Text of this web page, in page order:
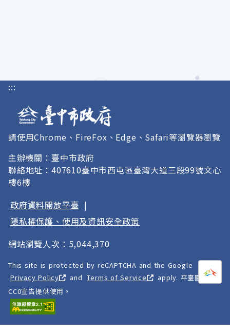
打開
:::
請使用Chrome、FireFox、Edge、Safari等瀏覽器瀏覽
主辦機關：臺中市政府
聯絡地址：407610臺中市西屯區臺灣大道三段99號文心
樓6樓
政府資料開放平臺 |
隱私權保護、使用及資訊安全政策
網站瀏覽人次：5,044,370
This site is protected by reCAPTCHA and the Google
Privacy Policy
and Terms of Service
apply. 平臺圖像以
CC0宣告提供使用。